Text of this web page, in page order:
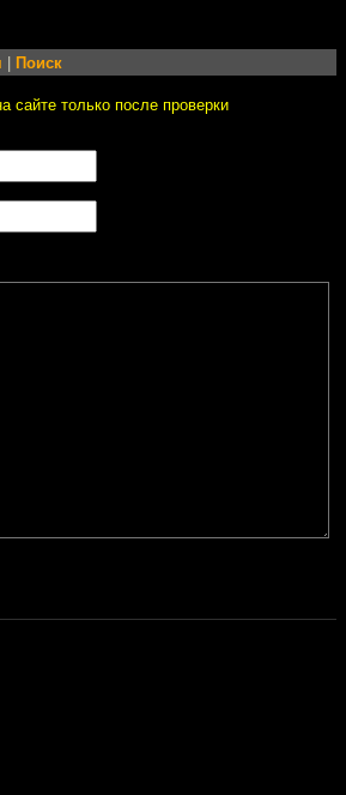
Поиск
сайте только после проверки